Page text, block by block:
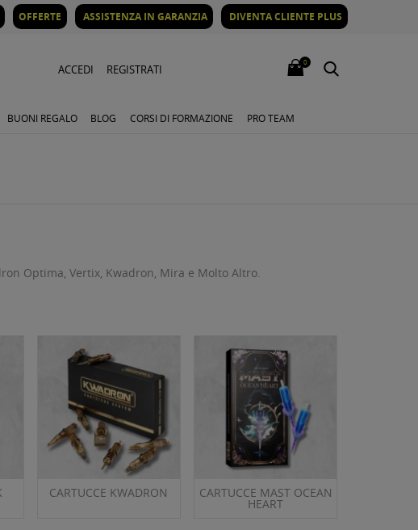
OFFERTE ASSISTENZA IN GARANZIA DIVENTA CLIENTE PLUS
ACCEDI REGISTRATI
0
BUONI REGALO BLOG CORSI DI FORMAZIONE PRO TEAM
Optima, Vertix, Kwadron, Mira e Molto Altro.
CARTUCCE KWADRON CARTUCCE MAST OCEAN
HEART